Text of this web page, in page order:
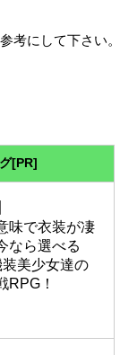
考にして下さい。
[PR]
味で衣装が凄
なら選べる
美少女達の
RPG！